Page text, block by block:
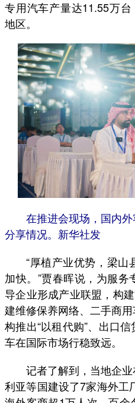
专用汽车产量达11.55万
地区。
在推进会现场，国内外
分享情况。新华社发
“厚植产业优势，梁山
加快。”贾春晖说，为服
导企业形成产业联盟，构
建维修保养网络、二手商
构推出“以租代购”、出口
车在国际市场行稳致远。
记者了解到，当地企业
利亚等国建设了7家海外工